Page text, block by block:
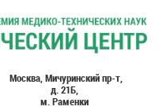
Москва, Мичуринский пр-т,
д. 21Б,
м. Раменки